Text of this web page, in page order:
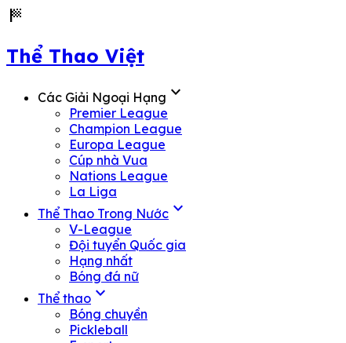
sports_score
Thể Thao Việt
Các Giải Ngoại Hạng expand_more
Premier League
Champion League
Europa League
Cúp nhà Vua
Nations League
La Liga
Thể Thao Trong Nước expand_more
V-League
Đội tuyển Quốc gia
Hạng nhất
Bóng đá nữ
Thể thao expand_more
Bóng chuyền
Pickleball